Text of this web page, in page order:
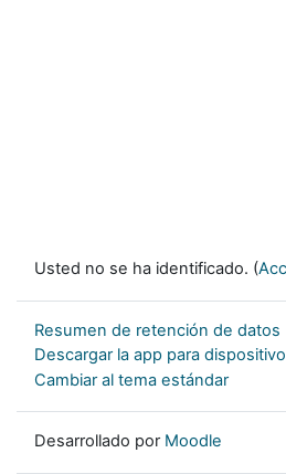
Usted no se ha identificado. (
Resumen de retención de datos
Descargar la app para
Cambiar al tema estándar
Desarrollado por Moodle